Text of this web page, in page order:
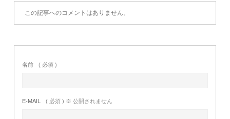
この記事へのコメントはありません。
名前 ( 必須 )
E-MAIL ( 必須 ) ※ 公開されません